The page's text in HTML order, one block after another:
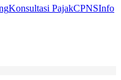
Konsultasi PajakCPNSInfo